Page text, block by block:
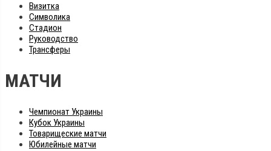
Визитка
Символика
Стадион
Руководство
Трансферы
МАТЧИ
Чемпионат Украины
Кубок Украины
Товарищеские матчи
Юбилейные матчи